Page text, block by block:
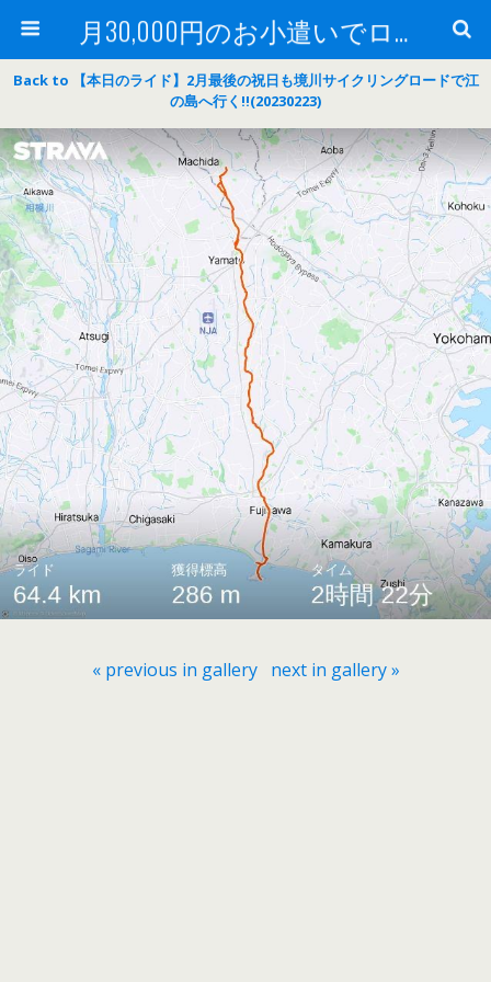
月30,000円のお小遣いでロードバイク
Back to 【本日のライド】2月最後の祝日も境川サイクリングロードで江
の島へ行く‼(20230223)
« previous in gallery next in gallery »